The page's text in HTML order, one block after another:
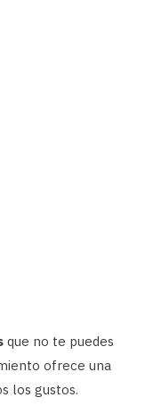
que no te puedes
ofrece una
los gustos.